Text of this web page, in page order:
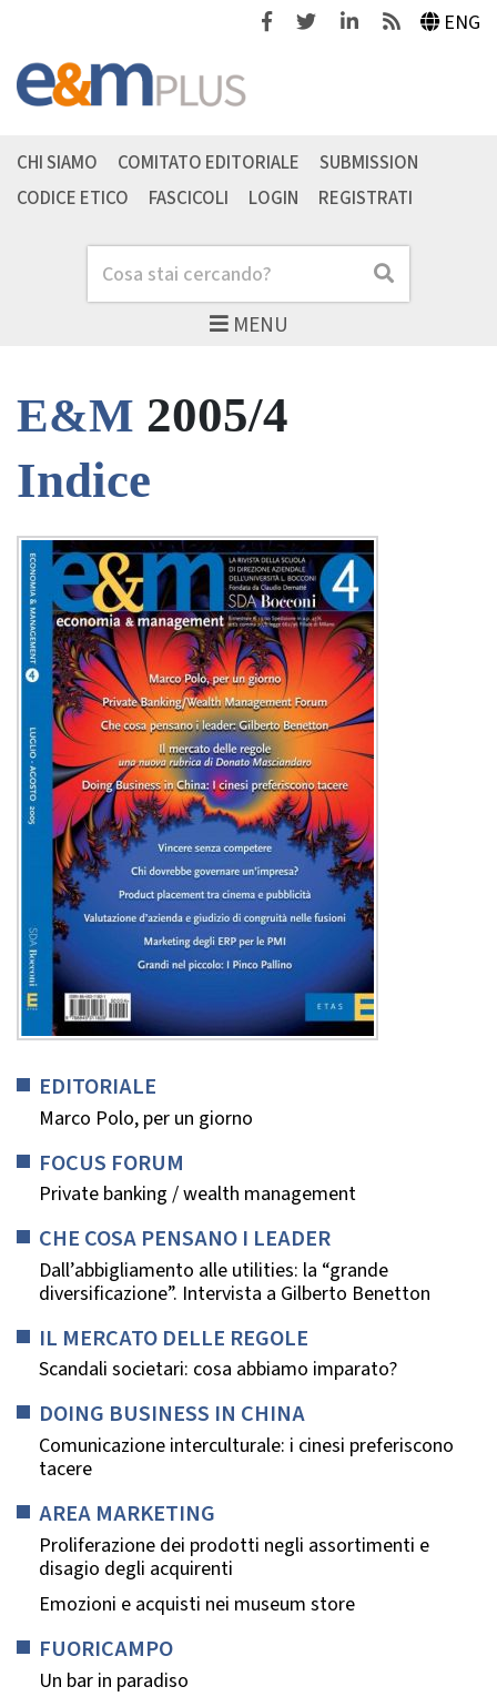
FacebookTwitterLinkedinFeeds ENG
MENU
Cerca Cerca
CHI SIAMO COMITATO EDITORIALE
SUBMISSION
CODICE ETICO
FASCICOLI LOGIN REGISTRATI
E&M 2005/4
Indice
EDITORIALE
Marco Polo, per un giorno
FOCUS FORUM
Private banking / wealth management
CHE COSA PENSANO I LEADER
Dall’abbigliamento alle utilities: la “grande
diversificazione”. Intervista a Gilberto Benetton
IL MERCATO DELLE REGOLE
Scandali societari: cosa abbiamo imparato?
DOING BUSINESS IN CHINA
Comunicazione interculturale: i cinesi preferiscono
tacere
AREA MARKETING
Proliferazione dei prodotti negli assortimenti e
disagio degli acquirenti
Emozioni e acquisti nei museum store
FUORICAMPO
Un bar in paradiso